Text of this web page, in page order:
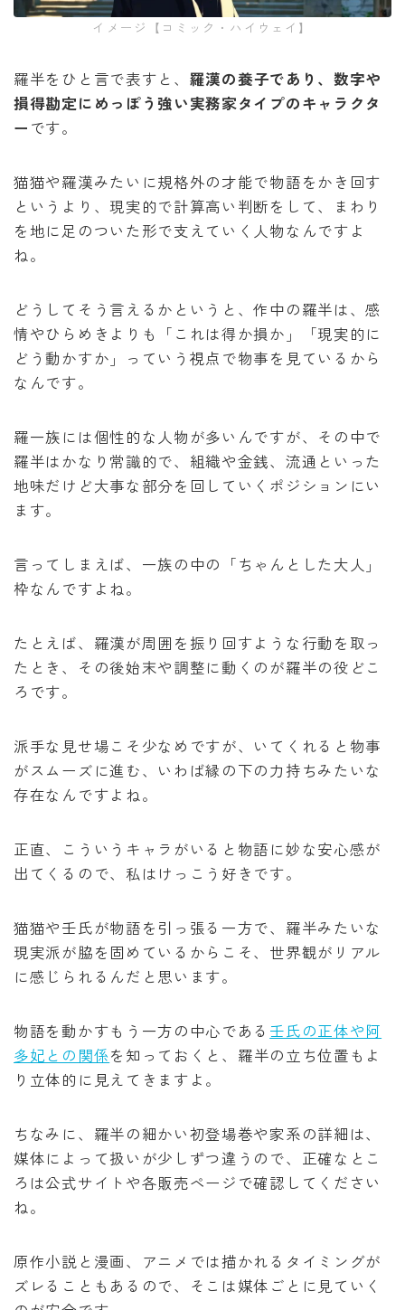
イメージ【コミック・ハイウェイ】
羅半をひと言で表すと、 羅漢の養子であり、数字や
損得勘定にめっぽう強い実務家タイプのキャラクタ
ー です。
猫猫や羅漢みたいに規格外の才能で物語をかき回す
というより、現実的で計算高い判断をして、まわり
を地に足のついた形で支えていく人物なんですよ
ね。
どうしてそう言えるかというと、作中の羅半は、感
情やひらめきよりも「これは得か損か」「現実的に
どう動かすか」っていう視点で物事を見ているから
なんです。
羅一族には個性的な人物が多いんですが、その中で
羅半はかなり常識的で、組織や金銭、流通といった
地味だけど大事な部分を回していくポジションにい
ます。
言ってしまえば、一族の中の「ちゃんとした大人」
枠なんですよね。
たとえば、羅漢が周囲を振り回すような行動を取っ
たとき、その後始末や調整に動くのが羅半の役どこ
ろです。
派手な見せ場こそ少なめですが、いてくれると物事
がスムーズに進む、いわば縁の下の力持ちみたいな
存在なんですよね。
正直、こういうキャラがいると物語に妙な安心感が
出てくるので、私はけっこう好きです。
猫猫や壬氏が物語を引っ張る一方で、羅半みたいな
現実派が脇を固めているからこそ、世界観がリアル
に感じられるんだと思います。
物語を動かすもう一方の中心である 壬氏の正体や阿
多妃との関係を知っておくと、羅半の立ち位置もよ
り立体的に見えてきますよ。
ちなみに、羅半の細かい初登場巻や家系の詳細は、
媒体によって扱いが少しずつ違うので、正確なとこ
ろは公式サイトや各販売ページで確認してください
ね。
原作小説と漫画、アニメでは描かれるタイミングが
ズレることもあるので、そこは媒体ごとに見ていく